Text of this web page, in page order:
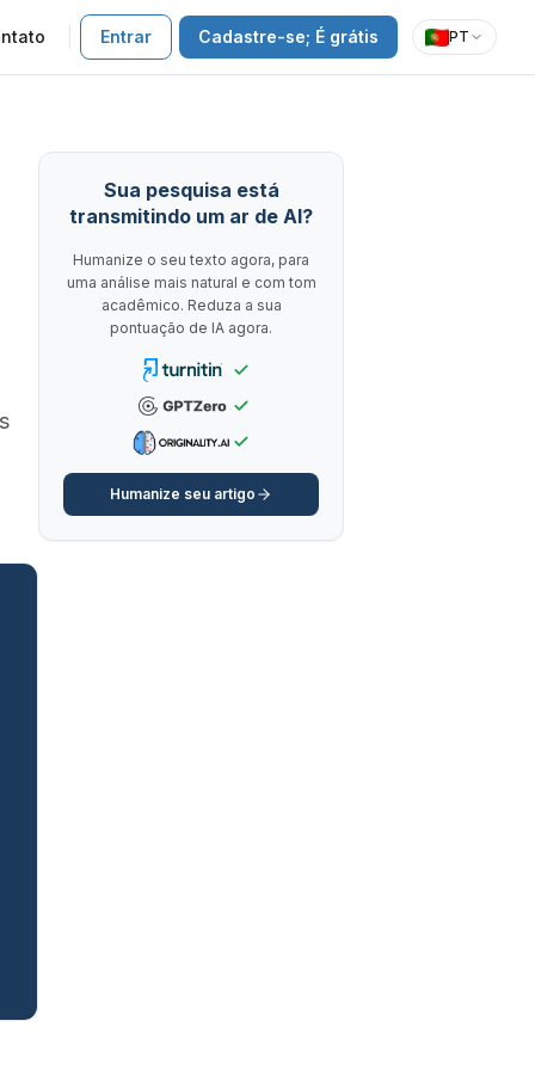
Entrar Cadastre-se; É grátis PT
Sua pesquisa está
transmitindo um ar de AI?
Humanize o seu texto agora, para
uma análise mais natural e com tom
acadêmico. Reduza a sua
pontuação de IA agora.
Humanize seu artigo